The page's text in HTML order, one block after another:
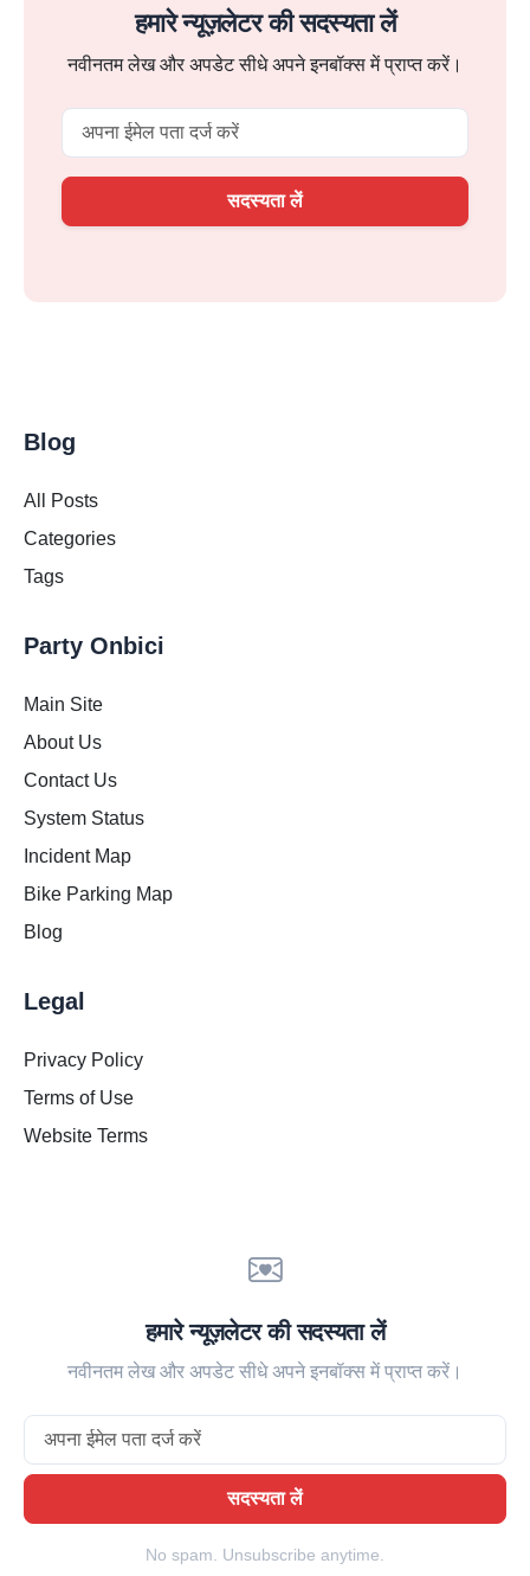
हमारे न्यूज़लेटर की सदस्यता लें
नवीनतम लेख और अपडेट सीधे अपने इनबॉक्स में प्राप्त करें।
सदस्यता लें
Blog
All Posts
Categories
Tags
Party Onbici
Main Site
About Us
Contact Us
System Status
Incident Map
Bike Parking Map
Blog
Legal
Privacy Policy
Terms of Use
Website Terms
हमारे न्यूज़लेटर की सदस्यता लें
नवीनतम लेख और अपडेट सीधे अपने इनबॉक्स में प्राप्त करें।
सदस्यता लें
No spam. Unsubscribe anytime.